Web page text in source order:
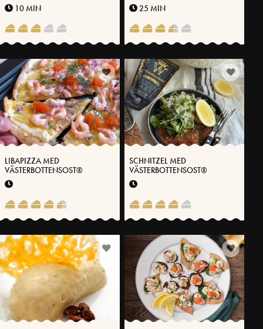
10 MIN
25 MIN
LIBAPIZZA MED
VÄSTERBOTTENSOST®
SCHNITZEL MED
VÄSTERBOTTENSOST®